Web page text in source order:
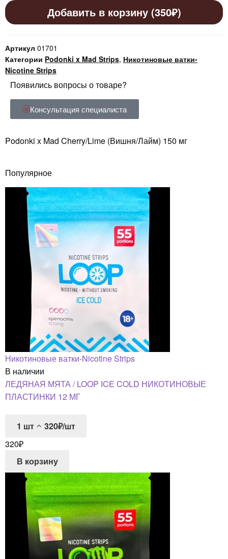
Добавить в корзину (350₽)
Артикул 01701
Категории Podonki x Mad Strips, Никотиновые ватки-
Nicotine Strips
Появились вопросы о товаре?
Консультация специалиста
Podonki x Mad Cherry/Lime (Вишня/Лайм) 150 мг
Популярное
Никотиновые ватки-Nicotine Strips
В наличии
ЛЕДЯНАЯ МЯТА / LOOP ICE COLD НИКОТИНОВЫЕ
ПЛАСТИНКИ 12 МГ
1 шт
320₽/шт
320₽
В корзину